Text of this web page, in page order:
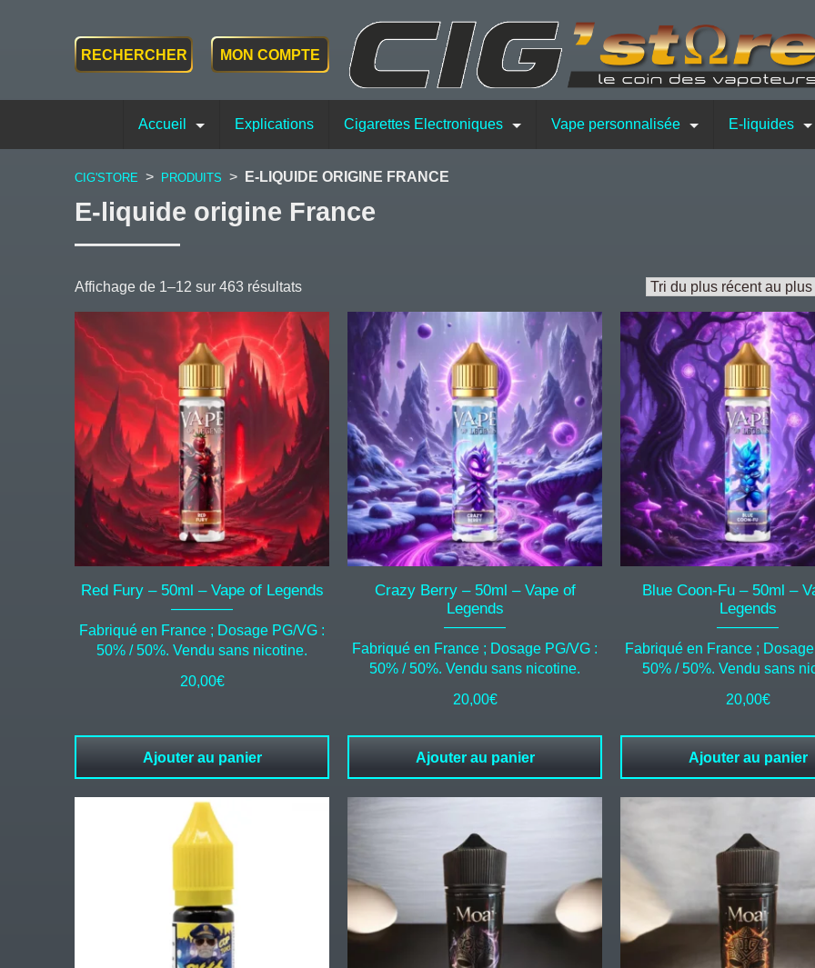
RECHERCHER MON COMPTE
Accueil Explications Cigarettes Electroniques Vape personnalisée E-liquides
CIG'STORE > PRODUITS > E-LIQUIDE ORIGINE FRANCE
E-liquide origine France
Affichage de 1–12 sur 463 résultatsTrié
plus
récent
au
plus
ancien
Red Fury – 50ml – Vape of Legends
Fabriqué en France ; Dosage PG/VG :
50% / 50%. Vendu sans nicotine.
20,00€
Ajouter au panier
Crazy Berry – 50ml – Vape of
Legends
Fabriqué en France ; Dosage PG/VG :
50% / 50%. Vendu sans nicotine.
20,00€
Ajouter au panier
Blue Coon-Fu – 50ml –
Legends
Fabriqué en France ;
50% / 50%. Vendu sans
20,00€
Ajouter au panier